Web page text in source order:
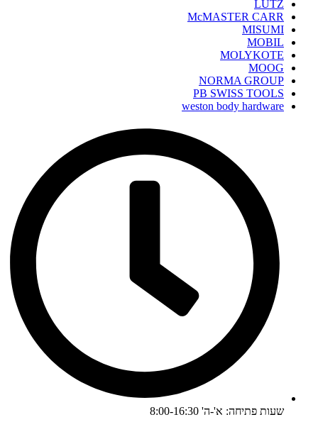
LUTZ
McMASTER CARR
MISUMI
MOBIL
MOLYKOTE
MOOG
NORMA GROUP
PB SWISS TOOLS
weston body hardware
שעות פתיחה: א'-ה' 8:00-16:30